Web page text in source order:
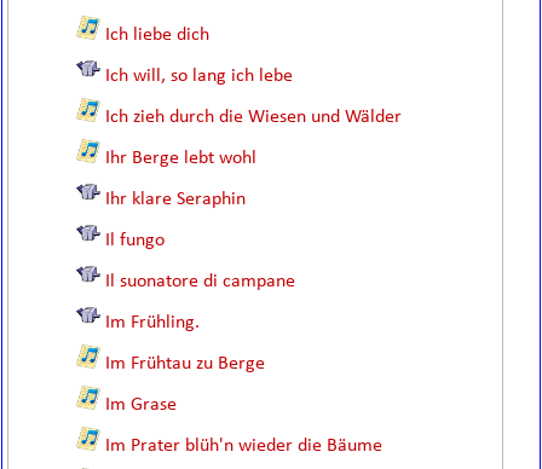
Ich liebe dich
Ich will, so lang ich lebe
Ich zieh durch die Wiesen und Wälder
Ihr Berge lebt wohl
Ihr klare Seraphin
Il fungo
Il suonatore di campane
Im Frühling.
Im Frühtau zu Berge
Im Grase
Im Prater blüh'n wieder die Bäume